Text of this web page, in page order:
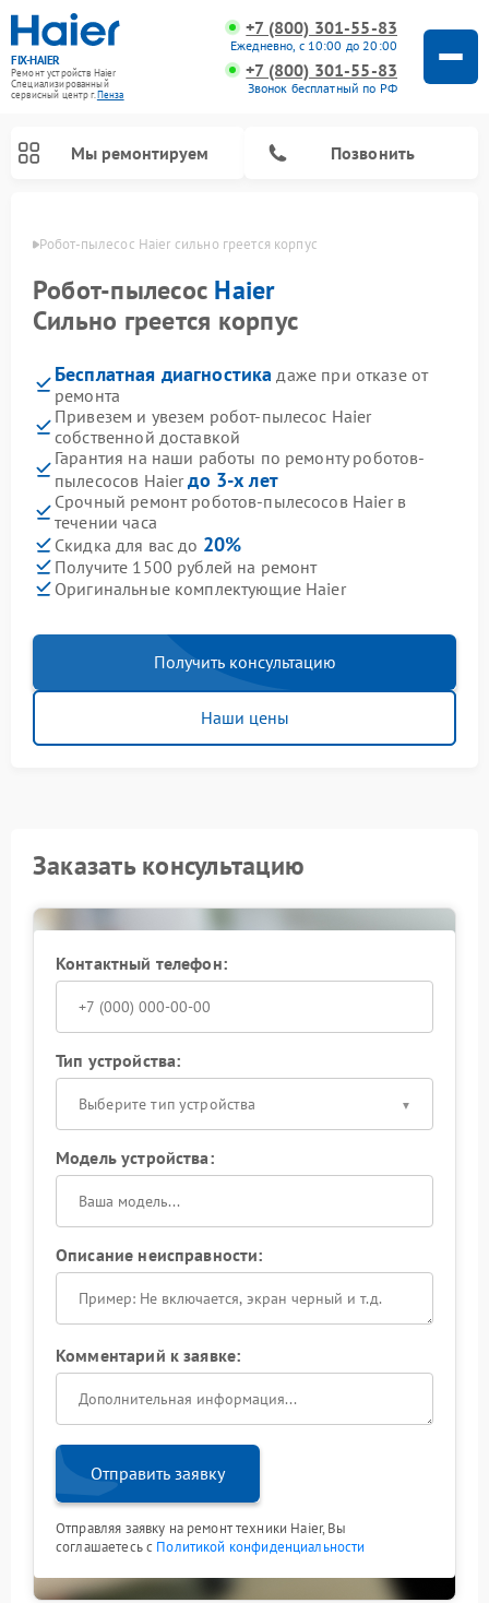
FIX-HAIER
Ремонт устройств Haier
Специализированный
cервисный центр г.Пенза
+7 (800) 301-55-83
Ежедневно, с 10:00 до 20:00
+7 (800) 301-55-83
Звонок бесплатный по РФ
Мы ремонтируем Позвонить
Робот-пылесос Haier сильно греется корпус
Робот-пылесос Haier
Сильно греется корпус
Бесплатная диагностика даже при отказе от
ремонта
Привезем и увезем робот-пылесос Haier
собственной доставкой
Гарантия на наши работы по ремонту роботов-
пылесосов Haierдо 3-х лет
Срочный ремонт роботов-пылесосов Haier в
течении часа
Скидка для вас до 20%
Получите 1500 рублей на ремонт
Оригинальные комплектующие Haier
Получить консультацию
Наши цены
Заказать консультацию
Контактный телефон:
Тип устройства:
Выберите тип устройства
Модель устройства:
Описание неисправности:
Комментарий к заявке:
Отправить заявку
Отправляя заявку на ремонт техники Haier, Вы
соглашаетесь с Политикой конфиденциальности